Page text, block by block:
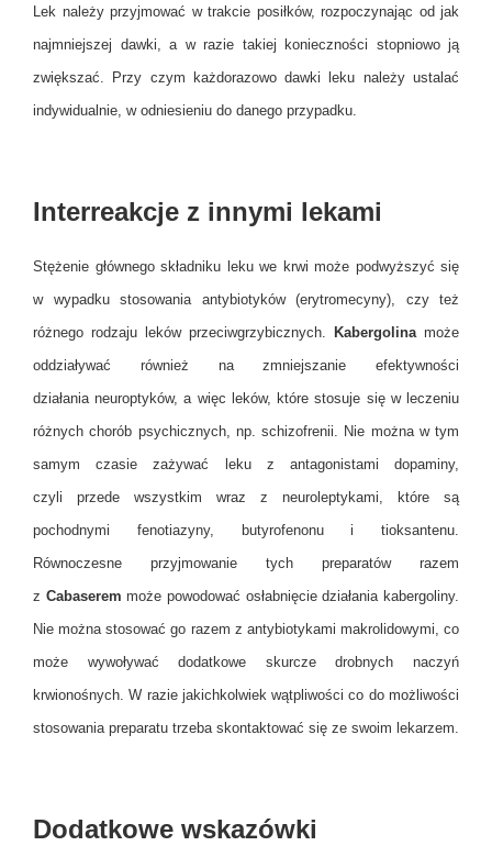
Lek należy przyjmować w trakcie posiłków, rozpoczynając od jak
najmniejszej dawki, a w razie takiej konieczności stopniowo ją
zwiększać. Przy czym każdorazowo dawki leku należy ustalać
indywidualnie, w odniesieniu do danego przypadku.
Interreakcje z innymi lekami
Stężenie głównego składniku leku we krwi może podwyższyć się
w wypadku stosowania antybiotyków (erytromecyny), czy też
różnego rodzaju leków przeciwgrzybicznych. Kabergolina może
oddziaływać również na zmniejszanie efektywności
działania neuroptyków, a więc leków, które stosuje się w leczeniu
różnych chorób psychicznych, np. schizofrenii. Nie można w tym
samym czasie zażywać leku z antagonistami dopaminy,
czyli przede wszystkim wraz z neuroleptykami, które są
pochodnymi fenotiazyny, butyrofenonu i tioksantenu.
Równoczesne przyjmowanie tych preparatów razem
z Cabaseremmoże powodować osłabnięcie działania kabergoliny.
Nie można stosować go razem z antybiotykami makrolidowymi, co
może wywoływać dodatkowe skurcze drobnych naczyń
krwionośnych. W razie jakichkolwiek wątpliwości co do możliwości
stosowania preparatu trzeba skontaktować się ze swoim lekarzem.
Dodatkowe wskazówki